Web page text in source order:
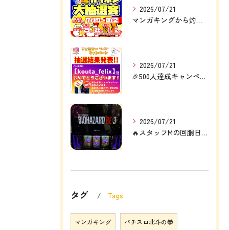
2026/07/21
マンガキングから灼熱の定例大イベント❗❗🎉
2026/07/21
🎉500人達成キャンペーン結果発表🎉
2026/07/21
🔥スタッフMの回胴日記🔥
タグ Tags
マンガキング パチスロ北斗の拳